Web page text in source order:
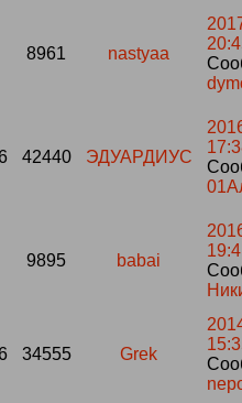
8961 nastyaa
42440 ЭДУАРДИУС
9895 babai
34555 Grek